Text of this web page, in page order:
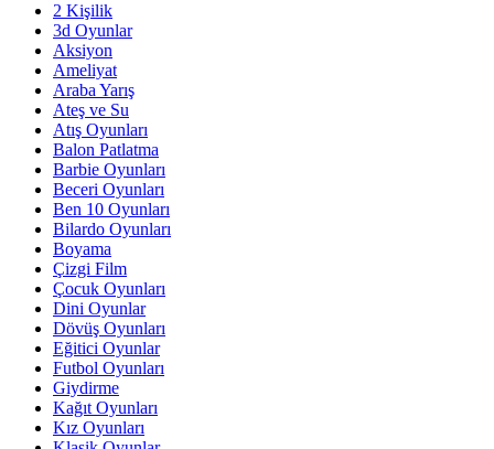
2 Kişilik
3d Oyunlar
Aksiyon
Ameliyat
Araba Yarış
Ateş ve Su
Atış Oyunları
Balon Patlatma
Barbie Oyunları
Beceri Oyunları
Ben 10 Oyunları
Bilardo Oyunları
Boyama
Çizgi Film
Çocuk Oyunları
Dini Oyunlar
Dövüş Oyunları
Eğitici Oyunlar
Futbol Oyunları
Giydirme
Kağıt Oyunları
Kız Oyunları